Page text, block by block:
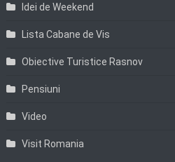
Idei de Weekend
Lista Cabane de Vis
Obiective Turistice Rasnov
Pensiuni
Video
Visit Romania